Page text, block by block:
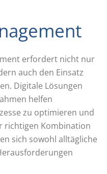
erfordert nicht nur
auch den Einsatz
Digitale Lösungen
helfen
zu optimieren und
richtigen Kombination
sich sowohl alltägliche